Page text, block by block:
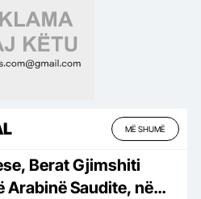
MË SHUMË
Berat Gjimshiti
Arabinë Saudite, në